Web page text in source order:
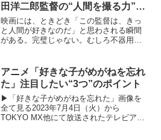
田洋二郎監督の“人間を撮る力”に
触れる5本
映画には、ときどき「この監督は、きっ
と人間が好きなのだ」と思わされる瞬間
がある。完璧じゃない。むしろ不器用
姿を見つめるまなざしに、どこか信頼で
きるぬくもりがある。滝田洋...
アニメ「好きな子がめがねを忘れ
た」注目したい“3つ”のポイント​​
▶︎「好きな子がめがねを忘れた」画像を
全て見る2023年7月4日（火）から
TOKYO MX他にて放送されたテレビアニ